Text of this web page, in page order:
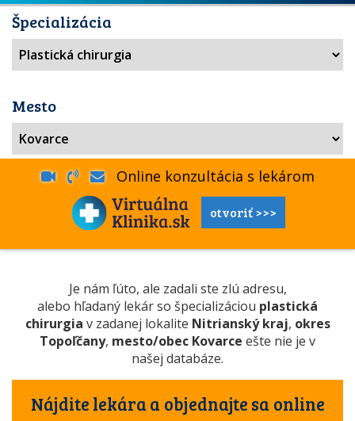
Špecializácia
Mesto
Online konzultácia s lekárom
otvoriť >>>
Je nám ľúto, ale zadali ste zlú adresu,
alebo hľadaný lekár so špecializáciou plastická
chirurgia v zadanej lokalite Nitrianský kraj, okres
Topoľčany, mesto/obec Kovarce ešte nie je v
našej databáze.
Nájdite lekára a objednajte sa online